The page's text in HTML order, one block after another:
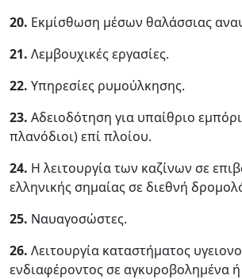
20. Εκμίσθωση μέσων θαλάσσιας
21. Λεμβουχικές εργασίες.
22. Υπηρεσίες ρυμούλκησης.
23. Αδειοδότηση για υπαίθριο
πλανόδιοι) επί πλοίου.
24. Η λειτουργία των καζίνων σε
ελληνικής σημαίας σε διεθνή
25. Ναυαγοσώστες.
26. Λειτουργία καταστήματος
ενδιαφέροντος σε αγκυροβολημένα